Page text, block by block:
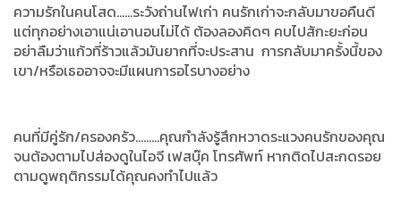
ความรักในคนโสด......ระวังถ่านไฟเก่า คนรักเก่าจะกลับมาขอคืนดี
แต่ทุกอย่างเอาแน่เอานอนไม่ได้ ต้องลองคิดๆ คบไปสักะยะก่อน
อย่าลืมว่าแก้วที่ร้าวแล้วมันยากที่จะประสาน การกลับมาครั้งนี้ของ
เขา/หรือเธออาจจะมีแผนการอไรบางอย่าง
คนที่มีคู่รัก/ครองครัว.........คุณกำลังรู้สึกหวาดระแวงคนรักของคุณ
จนต้องตามไปส่องดูในไอจี เฟสบุ๊ค โทรศัพท์ หากติดไปสะกดรอย
ตามดูพฤติกรรมได้คุณคงทำไปแล้ว